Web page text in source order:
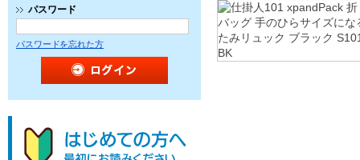
パスワード
パスワードを忘れた方